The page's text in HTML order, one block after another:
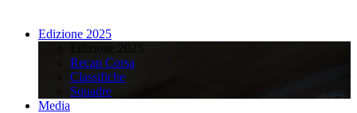
Edizione 2025
Recap Corsa
Classifiche
Squadre
Media